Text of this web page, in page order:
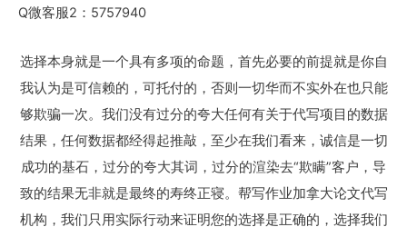
Q微客服2：5757940
选择本身就是一个具有多项的命题，首先必要的前提就是你自
我认为是可信赖的，可托付的，否则一切华而不实外在也只能
够欺骗一次。我们没有过分的夸大任何有关于代写项目的数据
结果，任何数据都经得起推敲，至少在我们看来，诚信是一切
成功的基石，过分的夸大其词，过分的渲染去“欺瞒”客户，导
致的结果无非就是最终的寿终正寝。帮写作业加拿大论文代写
机构，我们只用实际行动来证明您的选择是正确的，选择我们